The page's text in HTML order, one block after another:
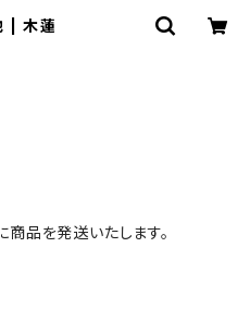
| 木蓮
品を発送いたします。